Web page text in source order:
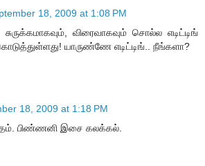
18, 2009 at 1:08 PM
விரைவாகவும் சொல்ல எடிட்டிங்
யாருண்ணே எடிட்டிங்.. நீங்களா?
18, 2009 at 1:18 PM
பிண்ணனி இசை கலக்கல்.